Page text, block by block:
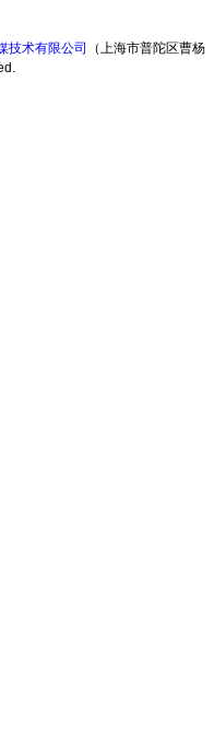
技术有限公司
（上海市普陀区曹杨